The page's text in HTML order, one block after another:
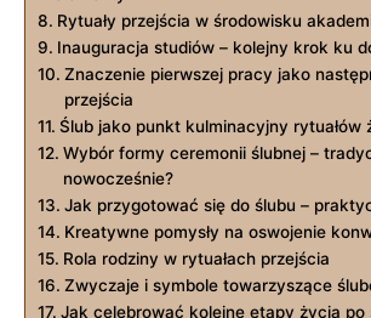
Rytuały⁢ przejścia w środowisku
Inauguracja studiów – ​kolejny krok ku
Znaczenie pierwszej pracy jako
przejścia
Ślub jako punkt kulminacyjny rytuałów
Wybór formy ceremonii​ ślubnej –
nowocześnie?
Jak przygotować ⁢się do ślubu –
Kreatywne pomysły na oswojenie
Rola rodziny w rytuałach przejścia
Zwyczaje i symbole towarzyszące
Jak celebrować kolejne etapy życia po